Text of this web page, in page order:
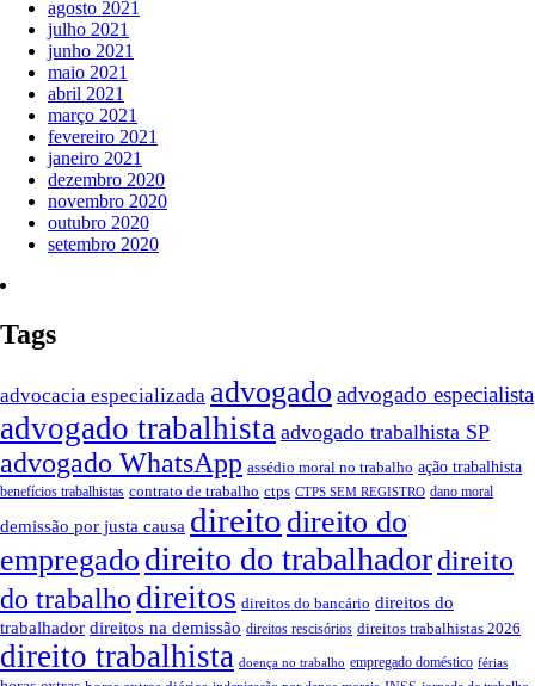
agosto 2021
julho 2021
junho 2021
maio 2021
abril 2021
março 2021
fevereiro 2021
janeiro 2021
dezembro 2020
novembro 2020
outubro 2020
setembro 2020
Tags
advocacia especializada advogado advogado especialista
advogado trabalhista advogado trabalhista SP
advogado WhatsApp assédio moral no trabalho ação trabalhista
benefícios trabalhistas contrato de trabalho ctps CTPS SEM REGISTRO dano moral
demissão por justa causa direito direito do
empregado direito do trabalhadordireito
do trabalho direitos direitos do bancário direitos do
trabalhador direitos na demissão direitos rescisórios direitos trabalhistas 2026
direito trabalhista doença no trabalho empregado doméstico férias